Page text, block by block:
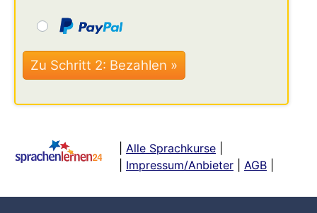
Alle Sprachkurse
Impressum/Anbieter AGB